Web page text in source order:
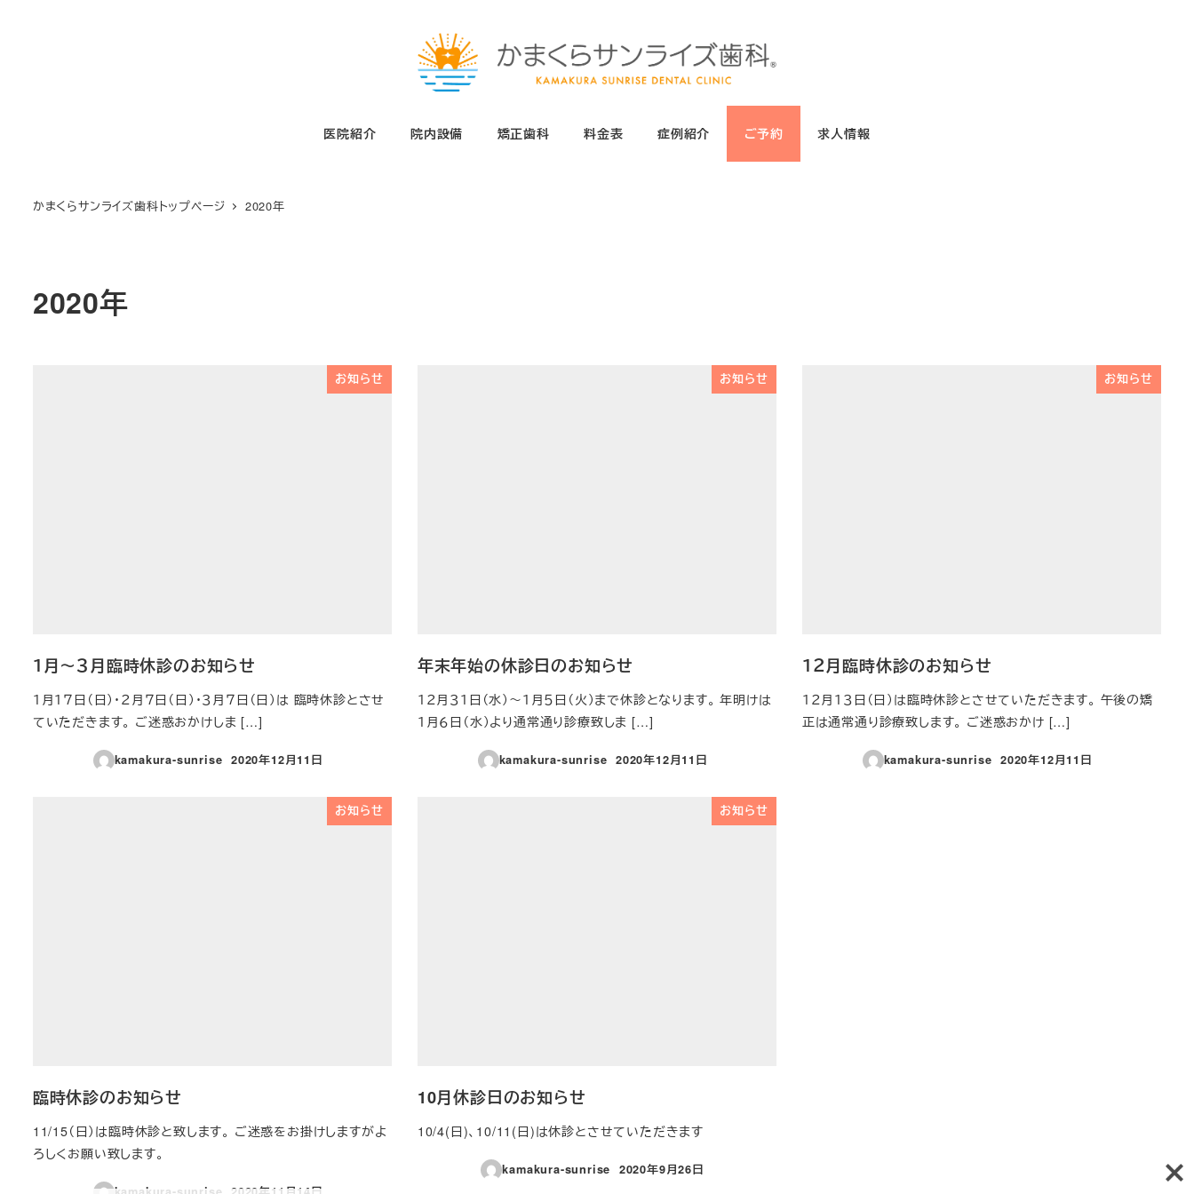
医院紹介 院内設備 矯正歯科 料金表 症例紹介 ご予約 求人情報
かまくらサンライズ歯科トップページ 2020年
2020年
お知らせ
１月～３月臨時休診のお知らせ
１月１７日（日）・２月７日（日）・３月７日（日）は 臨時休診とさせ
ていただきます。 ご迷惑おかけしま […]
kamakura-sunrise
投稿日
2020年12月11日
お知らせ
年末年始の休診日のお知らせ
１２月３１日（水）～１月５日（火）まで休診となります。 年明けは
１月６日（水）より通常通り診療致しま […]
kamakura-sunrise
投稿日
2020年12月11日
お知らせ
１２月臨時休診のお知らせ
１２月１３日（日）は臨時休診とさせていただきます。 午後の矯
正は通常通り診療致します。 ご迷惑おかけ […]
kamakura-sunrise
投稿日
2020年12月11日
お知らせ
臨時休診のお知らせ
11/15（日）は臨時休診と致します。 ご迷惑をお掛けしますがよ
ろしくお願い致します。
お知らせ
10月休診日のお知らせ
10/4(日)、10/11(日)は休診とさせていただきます
kamakura-sunrise
投稿日
2020年9月26日